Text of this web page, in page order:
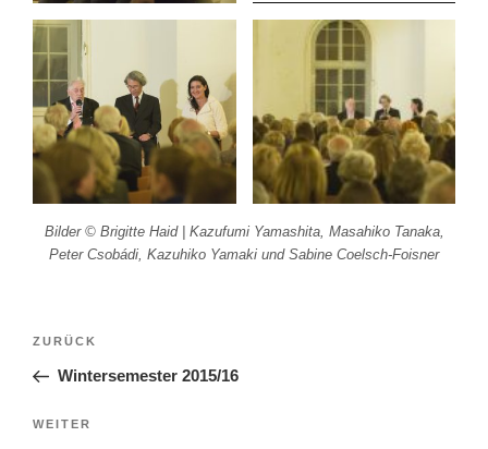
Bilder © Brigitte Haid | Kazufumi Yamashita, Masahiko Tanaka,
Peter Csobádi, Kazuhiko Yamaki und Sabine Coelsch-Foisner
ZURÜCK
Wintersemester 2015/16
WEITER